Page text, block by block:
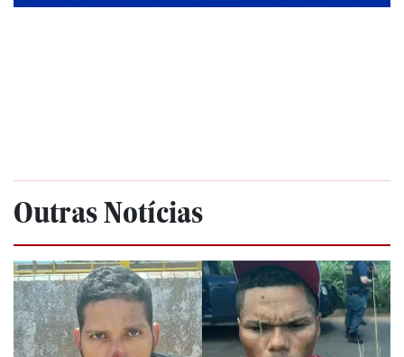
Outras Notícias